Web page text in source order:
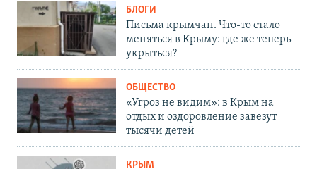
БЛОГИ
Письма крымчан. Что-то стало
меняться в Крыму: где же теперь
укрыться?
ОБЩЕСТВО
«Угроз не видим»: в Крым на
отдых и оздоровление завезут
тысячи детей
КРЫМ